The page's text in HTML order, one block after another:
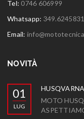
Tel:0746 606999
Whatsapp: 349.6245831
Email:
NOVITÀ
01
LUG
MOTO